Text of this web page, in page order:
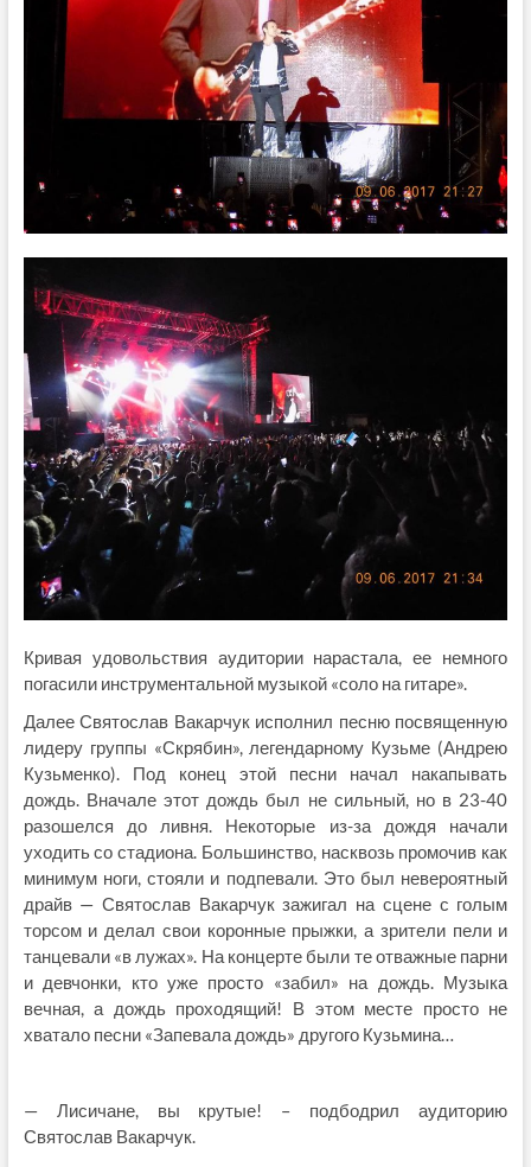
Кривая удовольствия аудитории нарастала, ее немного
погасили инструментальной музыкой «соло на гитаре».
Далее Святослав Вакарчук исполнил песню посвященную
лидеру группы «Скрябин», легендарному Кузьме (Андрею
Кузьменко). Под конец этой песни начал накапывать
дождь. Вначале этот дождь был не сильный, но в 23-40
разошелся до ливня. Некоторые из-за дождя начали
уходить со стадиона. Большинство, насквозь промочив как
минимум ноги, стояли и подпевали. Это был невероятный
драйв — Святослав Вакарчук зажигал на сцене с голым
торсом и делал свои коронные прыжки, а зрители пели и
танцевали «в лужах». На концерте были те отважные парни
и девчонки, кто уже просто «забил» на дождь. Музыка
вечная, а дождь проходящий! В этом месте просто не
хватало песни «Запевала дождь» другого Кузьмина…
— Лисичане, вы крутые! – подбодрил аудиторию
Святослав Вакарчук.